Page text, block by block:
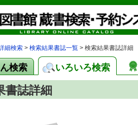
細検索 > 検索結果書誌一覧 > 検索結果書誌詳細
検索 いろいろ検索
書誌詳細